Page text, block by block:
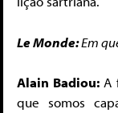
Le Monde:Em
Alain Badiou: A
que somos